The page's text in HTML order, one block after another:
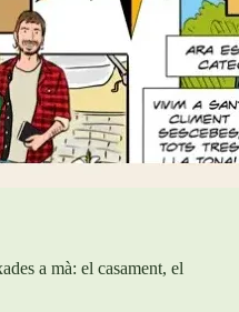
a mà: el casament, el